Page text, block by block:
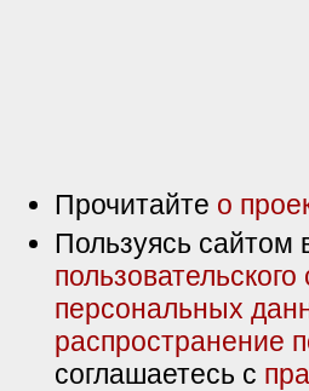
Прочитайте о
Пользуясь сайтом
персональных
распространение
соглашаетесь с